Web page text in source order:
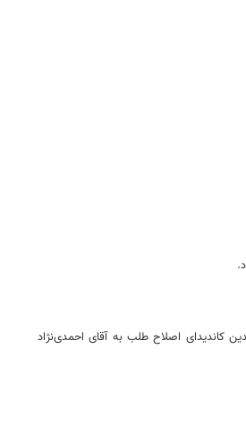
را دید، همینطور که حتما در دولت آقای روحانی هم نقطه قوت وجود داشت. اصلاحات با مردم چه کار کرد که آنها سال ۱۳۸۴ با وجود چندین کاندیدای اصلاح طلب به آقای احمدی‌نژاد